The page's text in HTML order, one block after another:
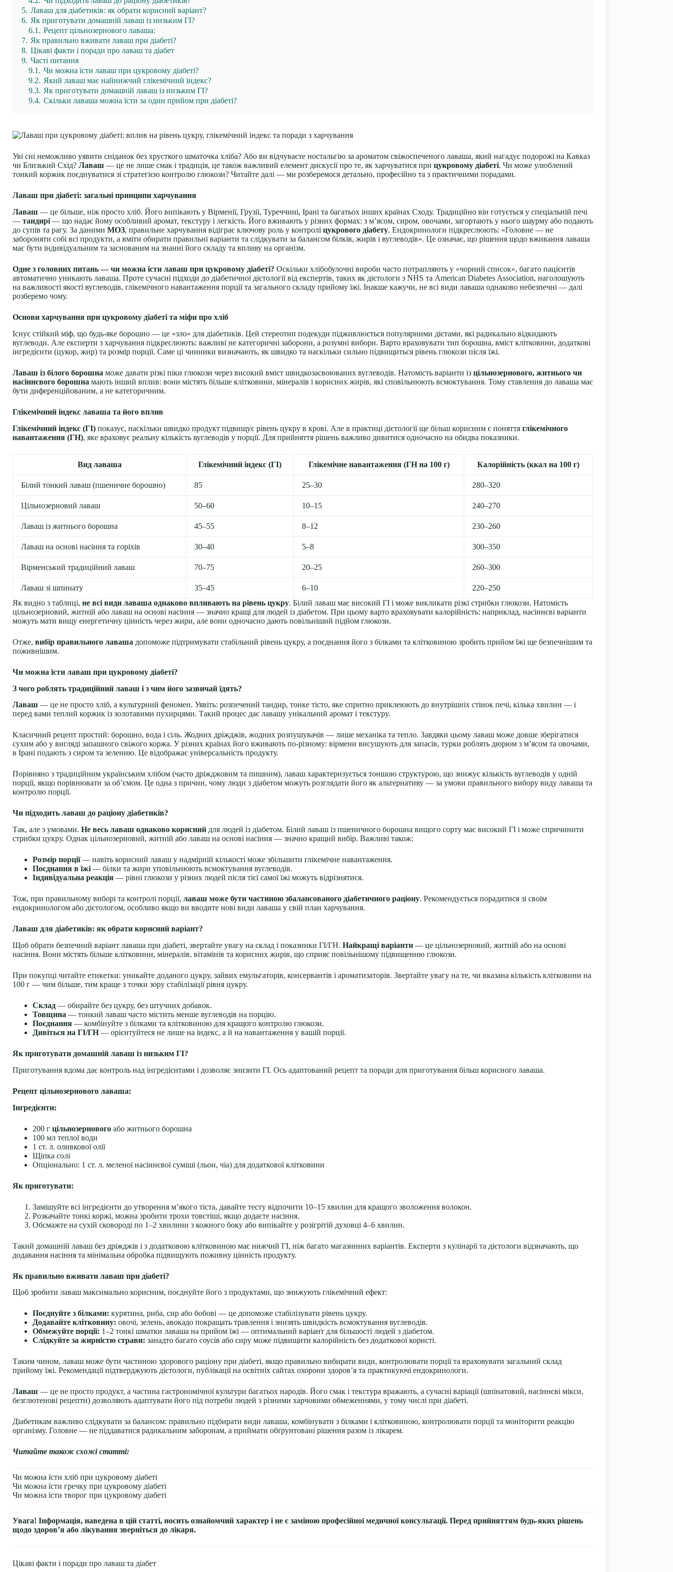
5. Лаваш для діабетиків: як обрати корисний варіант?
6. Як приготувати домашній лаваш із низьким ГІ?
6.1. Рецепт цільнозернового лаваша:
7. Як правильно вживати лаваш при діабеті?
8. Цікаві факти і поради про лаваш та діабет
9. Часті питання
9.1. Чи можна їсти лаваш при цукровому діабеті?
9.2. Який лаваш має найнижчий глікемічний індекс?
9.3. Як приготувати домашній лаваш із низьким ГІ?
9.4. Скільки лаваша можна їсти за один прийом при діабеті?
Уві сні неможливо уявити сніданок без хрусткого шматочка хліба? Або ви відчуваєте ностальгію за ароматом свіжоспеченого лаваша, який нагадує подорожі на Кавказ
чи Близький Схід? Лаваш — це не лише смак і традиція, це також важливий елемент дискусії про те, як харчуватися при цукровому діабеті. Чи може улюблений
тонкий коржик поєднуватися зі стратегією контролю глюкози? Читайте далі — ми розберемося детально, професійно та з практичними порадами.
Лаваш при діабеті: загальні принципи харчування
Лаваш — це більше, ніж просто хліб. Його випікають у Вірменії, Грузії, Туреччині, Ірані та багатьох інших країнах Сходу. Традиційно він готується у спеціальній печі
— тандирі — що надає йому особливий аромат, текстуру і легкість. Його вживають у різних формах: з м’ясом, сиром, овочами, загортають у нього шаурму або подають
до супів та рагу. За даними МОЗ, правильне харчування відіграє ключову роль у контролі цукрового діабету. Ендокринологи підкреслюють: «Головне — не
забороняти собі всі продукти, а вміти обирати правильні варіанти та слідкувати за балансом білків, жирів і вуглеводів». Це означає, що рішення щодо вживання лаваша
має бути індивідуальним та заснованим на знанні його складу та впливу на організм.
Одне з головних питань — чи можна їсти лаваш при цукровому діабеті? Оскільки хлібобулочні вироби часто потрапляють у «чорний список», багато пацієнтів
автоматично уникають лаваша. Проте сучасні підходи до діабетичної дієтології від експертів, таких як дієтологи з NHS та American Diabetes Association, наголошують
на важливості якості вуглеводів, глікемічного навантаження порції та загального складу прийому їжі. Інакше кажучи, не всі види лаваша однаково небезпечні — далі
розберемо чому.
Основи харчування при цукровому діабеті та міфи про хліб
Існує стійкий міф, що будь-яке борошно — це «зло» для діабетиків. Цей стереотип подекуди підживлюється популярними дієтами, які радикально відкидають
вуглеводи. Але експерти з харчування підкреслюють: важливі не категоричні заборони, а розумні вибори. Варто враховувати тип борошна, вміст клітковини, додаткові
інгредієнти (цукор, жир) та розмір порції. Саме ці чинники визначають, як швидко та наскільки сильно підвищиться рівень глюкози після їжі.
Лаваш із білого борошна може давати різкі піки глюкози через високий вміст швидкозасвоюваних вуглеводів. Натомість варіанти із цільнозернового, житнього чи
насіннєвого борошна мають інший вплив: вони містять більше клітковини, мінералів і корисних жирів, які сповільнюють всмоктування. Тому ставлення до лаваша має
бути диференційованим, а не категоричним.
Глікемічний індекс лаваша та його вплив
Глікемічний індекс (ГІ) показує, наскільки швидко продукт підвищує рівень цукру в крові. Але в практиці дієтології ще більш корисним є поняття глікемічного
навантаження (ГН), яке враховує реальну кількість вуглеводів у порції. Для прийняття рішень важливо дивитися одночасно на обидва показники.
Вид лаваша Глікемічний індекс (ГІ) Глікемічне навантаження (ГН на 100 г) Калорійність (ккал на 100 г)
Білий тонкий лаваш (пшеничне борошно) 85 25–30 280–320
Цільнозерновий лаваш 50–60 10–15 240–270
Лаваш із житнього борошна 45–55 8–12 230–260
Лаваш на основі насіння та горіхів 30–40 5–8 300–350
Вірменський традиційний лаваш 70–75 20–25 260–300
Лаваш зі шпинату 35–45 6–10
220–250
Як видно з таблиці, не всі види лаваша однаково впливають на рівень цукру. Білий лаваш має високий ГІ і може викликати різкі стрибки глюкози. Натомість
цільнозерновий, житній або лаваш на основі насіння — значно кращі для людей із діабетом. При цьому варто враховувати калорійність: наприклад, насіннєві варіанти
можуть мати вищу енергетичну цінність через жири, але вони одночасно дають повільніший підйом глюкози.
Отже, вибір правильного лаваша допоможе підтримувати стабільний рівень цукру, а поєднання його з білками та клітковиною зробить прийом їжі ще безпечнішим та
поживнішим.
Чи можна їсти лаваш при цукровому діабеті?
З чого роблять традиційний лаваш і з чим його зазвичай їдять?
Лаваш — це не просто хліб, а культурний феномен. Уявіть: розпечений тандир, тонке тісто, яке спритно приклеюють до внутрішніх стінок печі, кілька хвилин — і
перед вами теплий коржик із золотавими пухирцями. Такий процес дає лавашу унікальний аромат і текстуру.
Класичний рецепт простий: борошно, вода і сіль. Жодних дріжджів, жодних розпушувачів — лише механіка та тепло. Завдяки цьому лаваш може довше зберігатися
сухим або у вигляді запашного свіжого коржа. У різних країнах його вживають по-різному: вірмени висушують для запасів, турки роблять дюрюм з м’ясом та овочами,
в Ірані подають з сиром та зеленню. Це відображає універсальність продукту.
Порівняно з традиційним українським хлібом (часто дріжджовим та пишним), лаваш характеризується тоншою структурою, що знижує кількість вуглеводів у одній
порції, якщо порівнювати за об’ємом. Це одна з причин, чому люди з діабетом можуть розглядати його як альтернативу — за умови правильного вибору виду лаваша та
контролю порції.
Чи підходить лаваш до раціону діабетиків?
Так, але з умовами. Не весь лаваш однаково корисний для людей із діабетом. Білий лаваш із пшеничного борошна вищого сорту має високий ГІ і може спричинити
стрибки цукру. Однак цільнозерновий, житній або лаваш на основі насіння — значно кращий вибір. Важливі також:
Розмір порції— навіть корисний лаваш у надмірній кількості може збільшити глікемічне навантаження.
Поєднання в їжі — білки та жири уповільнюють всмоктування вуглеводів.
Індивідуальна реакція — рівні глюкози у різних людей після тієї самої їжі можуть відрізнятися.
Тож, при правильному виборі та контролі порції, лаваш може бути частиною збалансованого діабетичного раціону. Рекомендується порадитися зі своїм
ендокринологом або дієтологом, особливо якщо ви вводите нові види лаваша у свій план харчування.
Лаваш для діабетиків: як обрати корисний варіант?
Щоб обрати безпечний варіант лаваша при діабеті, звертайте увагу на склад і показники ГІ/ГН. Найкращі варіанти — це цільнозерновий, житній або на основі
насіння. Вони містять більше клітковини, мінералів, вітамінів та корисних жирів, що сприяє повільнішому підвищенню глюкози.
При покупці читайте етикетки: уникайте доданого цукру, зайвих емульгаторів, консервантів і ароматизаторів. Звертайте увагу на те, чи вказана кількість клітковини на
100 г — чим більше, тим краще з точки зору стабілізації рівня цукру.
Склад — обирайте без цукру, без штучних добавок.
Товщина — тонкий лаваш часто містить менше вуглеводів на порцію.
Поєднання — комбінуйте з білками та клітковиною для кращого контролю глюкози.
Дивіться на ГІ/ГН— орієнтуйтеся не лише на індекс, а й на навантаження у вашій порції.
Як приготувати домашній лаваш із низьким ГІ?
Приготування вдома дає контроль над інгредієнтами і дозволяє знизити ГІ. Ось адаптований рецепт та поради для приготування більш корисного лаваша.
Рецепт цільнозернового лаваша:
Інгредієнти:
200 г цільнозернового або житнього борошна
100 мл теплої води
1 ст. л. оливкової олії
Щіпка солі
Опціонально: 1 ст. л. меленої насіннєвої суміші (льон, чіа) для додаткової клітковини
Як приготувати:
Замішуйте всі інгредієнти до утворення м’якого тіста, давайте тесту відпочити 10–15 хвилин для кращого зволоження волокон.
Розкачайте тонкі коржі, можна зробити трохи товстіші, якщо додаєте насіння.
Обсмажте на сухій сковороді по 1–2 хвилини з кожного боку або випікайте у розігрітій духовці 4–6 хвилин.
Такий домашній лаваш без дріжджів і з додатковою клітковиною має нижчий ГІ, ніж багато магазинних варіантів. Експерти з кулінарії та дієтологи відзначають, що
додавання насіння та мінімальна обробка підвищують поживну цінність продукту.
Як правильно вживати лаваш при діабеті?
Щоб зробити лаваш максимально корисним, поєднуйте його з продуктами, що знижують глікемічний ефект:
Поєднуйте з білками: курятина, риба, сир або бобові — це допоможе стабілізувати рівень цукру.
Додавайте клітковину: овочі, зелень, авокадо покращать травлення і знизять швидкість всмоктування вуглеводів.
Обмежуйте порції: 1–2 тонкі шматки лаваша на прийом їжі — оптимальний варіант для більшості людей з діабетом.
Слідкуйте за жирністю страви: занадто багато соусів або сиру може підвищити калорійність без додаткової користі.
Таким чином, лаваш може бути частиною здорового раціону при діабеті, якщо правильно вибирати види, контролювати порції та враховувати загальний склад
прийому їжі. Рекомендації підтверджують дієтологи, публікації на освітніх сайтах охорони здоров’я та практикуючі ендокринологи.
Лаваш — це не просто продукт, а частина гастрономічної культури багатьох народів. Його смак і текстура вражають, а сучасні варіації (шпінатовий, насіннєві мікси,
безглютенові рецепти) дозволяють адаптувати його під потреби людей з різними харчовими обмеженнями, у тому числі при діабеті.
Діабетикам важливо слідкувати за балансом: правильно підбирати види лаваша, комбінувати з білками і клітковиною, контролювати порції та моніторити реакцію
організму. Головне — не піддаватися радикальним заборонам, а приймати обґрунтовані рішення разом із лікарем.
Читайте також схожі статті:
Чи можна їсти хліб при цукровому діабеті
Чи можна їсти гречку при цукровому діабеті
Чи можна їсти творог при цукровому діабеті
Увага! Інформація, наведена в цій статті, носить ознайомчий характер і не є заміною професійної медичної консультації. Перед прийняттям будь-яких рішень
щодо здоров’я або лікування зверніться до лікаря.
Цікаві факти і поради про лаваш та діабет